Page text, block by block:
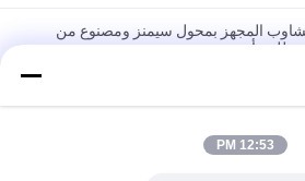
المجهز بمحول سيمنز ومصنوع من
12:53 PM